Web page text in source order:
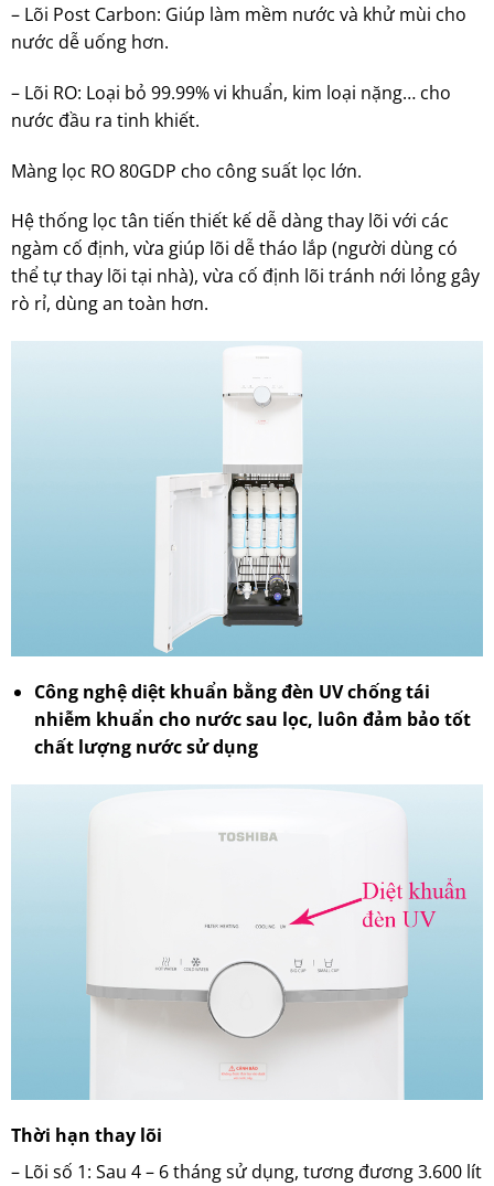
– Lõi Post Carbon: Giúp làm mềm nước và khử mùi cho
nước dễ uống hơn.
– Lõi RO: Loại bỏ 99.99% vi khuẩn, kim loại nặng… cho
nước đầu ra tinh khiết.
Màng lọc RO 80GDP cho công suất lọc lớn.
Hệ thống lọc tân tiến thiết kế dễ dàng thay lõi với các
ngàm cố định, vừa giúp lõi dễ tháo lắp (người dùng có
thể tự thay lõi tại nhà), vừa cố định lõi tránh nới lỏng gây
rò rỉ, dùng an toàn hơn.
Công nghệ diệt khuẩn bằng đèn UV chống tái
nhiễm khuẩn cho nước sau lọc, luôn đảm bảo tốt
chất lượng nước sử dụng
Thời hạn thay lõi
– Lõi số 1: Sau 4 – 6 tháng sử dụng, tương đương 3.600 lít